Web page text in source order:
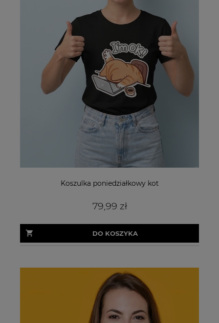
Koszulka poniedziałkowy kot
79,99 zł
DO KOSZYKA